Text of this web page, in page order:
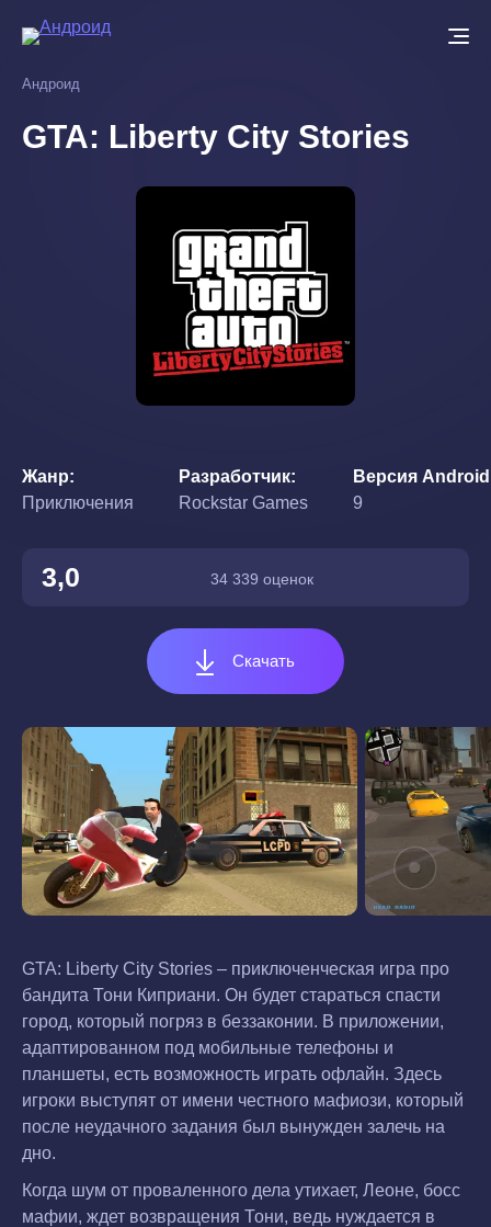
основному
Андроид
GTA: Liberty City Stories
Жанр
Приключения
Разработчик
Rockstar Games
Версия Android
9
3,0 34 339 оценок
Скачать
GTA: Liberty City Stories – приключенческая игра про
бандита Тони Киприани. Он будет стараться спасти
город, который погряз в беззаконии. В приложении,
адаптированном под мобильные телефоны и
планшеты, есть возможность играть офлайн. Здесь
игроки выступят от имени честного мафиози, который
после неудачного задания был вынужден залечь на
дно.
Когда шум от проваленного дела утихает, Леоне, босс
мафии, ждет возвращения Тони, ведь нуждается в